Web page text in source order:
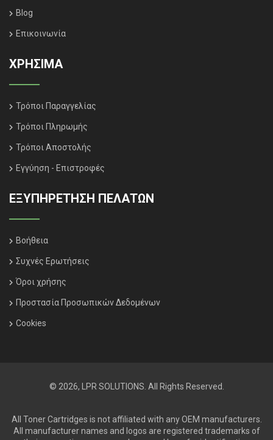
Blog
Επικοινωνία
ΧΡΗΣΙΜΑ
Τρόποι Παραγγελίας
Τρόποι Πληρωμής
Τρόποι Αποστολής
Εγγύηση - Επιστροφές
ΕΞΥΠΗΡΈΤΗΣΗ ΠΕΛΑΤΏΝ
Βοήθεια
Συχνές Ερωτήσεις
Όροι χρήσης
Προστασία Προσωπικών Δεδομένων
Cookies
© 2026, LPR SOLUTIONS. All Rights Reserved.
All Toner Cartridges is not affiliated with any OEM manufacturers.
All manufacturer names and logos are registered trademarks of